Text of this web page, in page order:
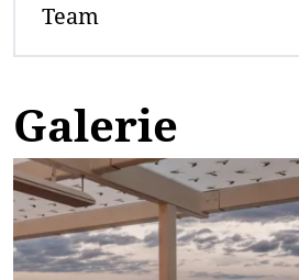
Team
Galerie